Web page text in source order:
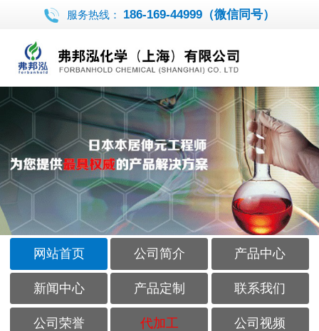
服务热线： 186-169-44999（微信同号）
网站首页 公司简介 产品中心
新闻中心 产品定制 联系我们
公司荣誉 代加工 公司视频